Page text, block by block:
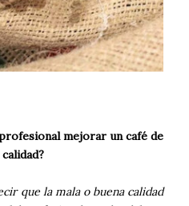
mejorar un café de
que la mala o buena calidad